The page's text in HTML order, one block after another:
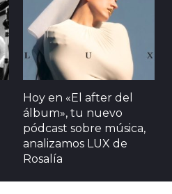
Hoy en «El after del
álbum», tu nuevo
pódcast sobre música,
analizamos LUX de
Rosalía